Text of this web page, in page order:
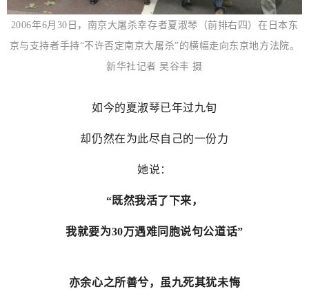
2006年6月30日，南京大屠杀幸存者夏淑琴（前排右四）在日本东
京与支持者手持“不许否定南京大屠杀”的横幅走向东京地方法院。
新华社记者 吴谷丰 摄
如今的夏淑琴已年过九旬
却仍然在为此尽自己的一份力
她说：
“既然我活了下来，
我就要为30万遇难同胞说句公道话”
亦余心之所善兮，虽九死其犹未悔